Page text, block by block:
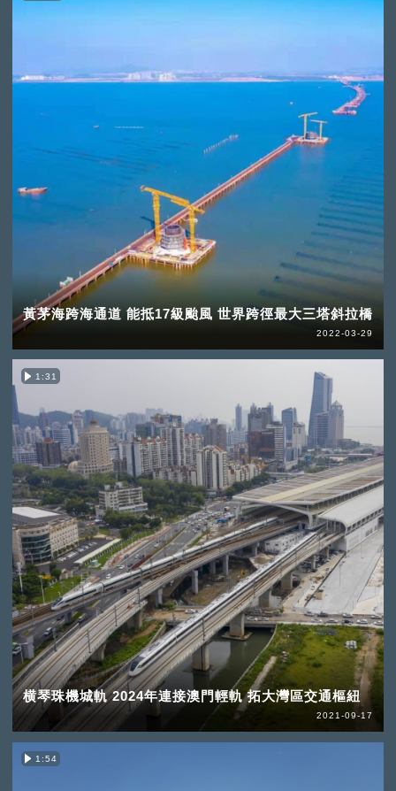
黃茅海跨海通道 能抵17級颱風 世界跨徑最大三塔斜拉橋
2022-03-29
1:31
横琴珠機城軌 2024年連接澳門輕軌 拓大灣區交通樞紐
2021-09-17
1:54